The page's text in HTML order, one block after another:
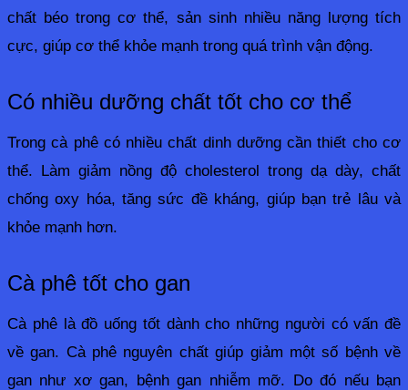
chất béo trong cơ thể, sản sinh nhiều năng lượng tích
cực, giúp cơ thể khỏe mạnh trong quá trình vận động.
Có nhiều dưỡng chất tốt cho cơ thể
Trong cà phê có nhiều chất dinh dưỡng cần thiết cho cơ
thể. Làm giảm nồng độ cholesterol trong dạ dày, chất
chống oxy hóa, tăng sức đề kháng, giúp bạn trẻ lâu và
khỏe mạnh hơn.
Cà phê tốt cho gan
Cà phê là đồ uống tốt dành cho những người có vấn đề
về gan. Cà phê nguyên chất giúp giảm một số bệnh về
gan như xơ gan, bệnh gan nhiễm mỡ. Do đó nếu bạn